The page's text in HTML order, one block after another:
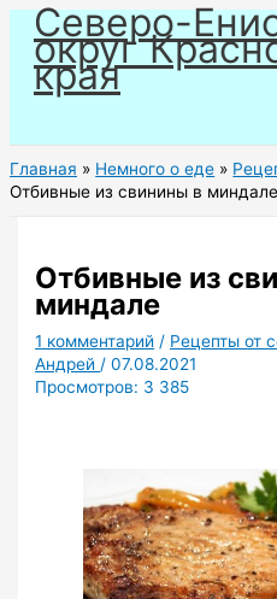
Перейти
содержимому
Северо-
округ
края
Главная Немного о еде
Отбивные из свинины в миндале
Отбивные из
миндале
1 комментарий / Рецепты от
Андрей /07.08.2021
Просмотров: 3 385